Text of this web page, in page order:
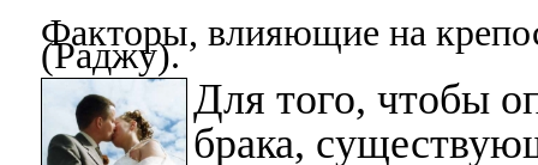
Факторы, влияющие на
(Раджу).
Для того, чтобы
брака,